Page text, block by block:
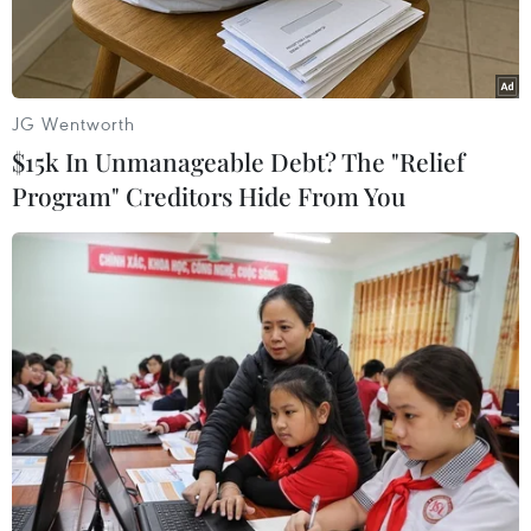
Trao huy chương vàng môn Toán cho học sinh bảng A đạt giải.
(Ảnh: Thanh Tùng/TTXVN)
Chiều 30/11, Ủy ban Nhân dân thành phố Hà
Nội, Ban tổ chức Kỳ thi Olympic Toán và Khoa
học quốc tế - IMSO 2019 đã tổ chức lễ bế mạc và
trao giải.
Đây là kỳ thi dành cho học sinh tiểu học dưới 13
JG Wentworth
$15k In Unmanageable Debt? The "Relief
Program" Creditors Hide From You